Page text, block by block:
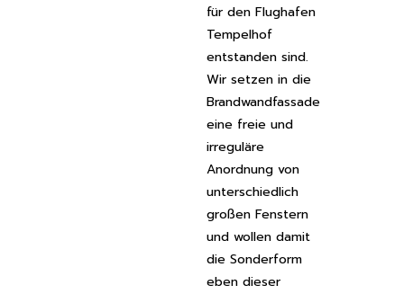
für den Flughafen
Tempelhof
entstanden sind.
Wir setzen in die
Brandwandfassade
eine freie und
irreguläre
Anordnung von
unterschiedlich
großen Fenstern
und wollen damit
die Sonderform
eben dieser